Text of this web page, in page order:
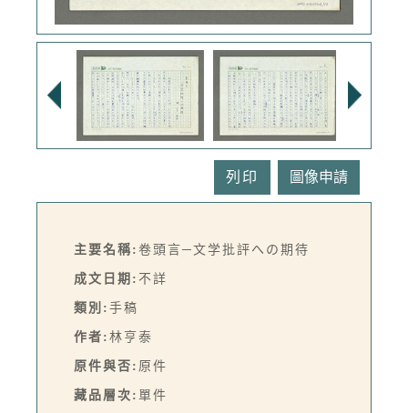
列印
主要名稱: 卷頭言─文学批評への期待
成文日期: 不詳
類別: 手稿
作者: 林亨泰
原件與否: 原件
藏品層次: 單件